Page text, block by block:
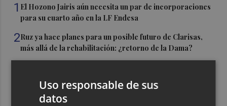
1 El Hozono Jairis aún necesita un par de incorporaciones
para su cuarto año en la LF Endesa
2Ruz ya hace planes para un posible futuro de Clarisas,
más allá de la rehabilitación: ¿retorno de la Dama?
Castelló apuesta por convertir el eclipse en un referente
Uso responsable de sus
datos